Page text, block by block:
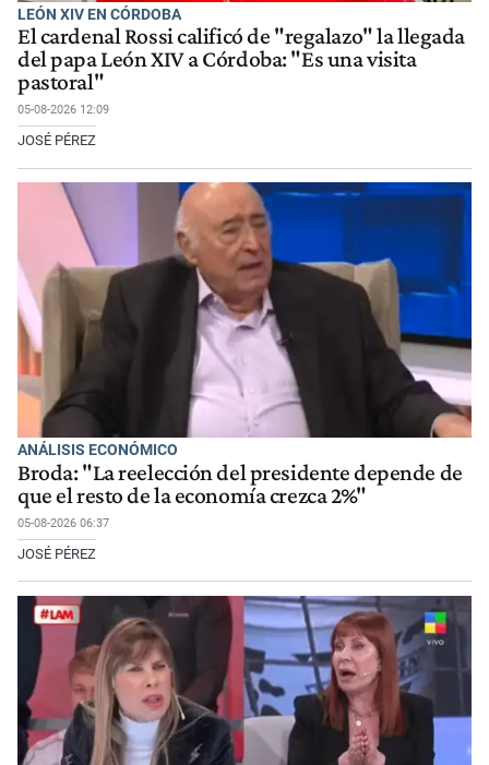
LEÓN XIV EN CÓRDOBA
El cardenal Rossi calificó de "regalazo" la llegada
del papa León XIV a Córdoba: "Es una visita
pastoral"
05-08-2026 12:09
JOSÉ PÉREZ
ANÁLISIS ECONÓMICO
Broda: "La reelección del presidente depende de
que el resto de la economía crezca 2%"
05-08-2026 06:37
JOSÉ PÉREZ